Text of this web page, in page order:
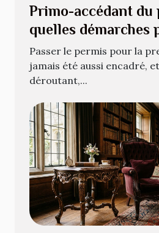
Primo-accédant du
quelles démarches
Passer le permis pour la
jamais été aussi encadré,
déroutant,...